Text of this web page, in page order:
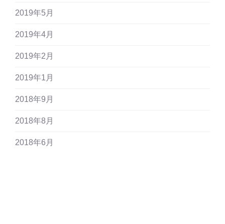
2019年5月
2019年4月
2019年2月
2019年1月
2018年9月
2018年8月
2018年6月